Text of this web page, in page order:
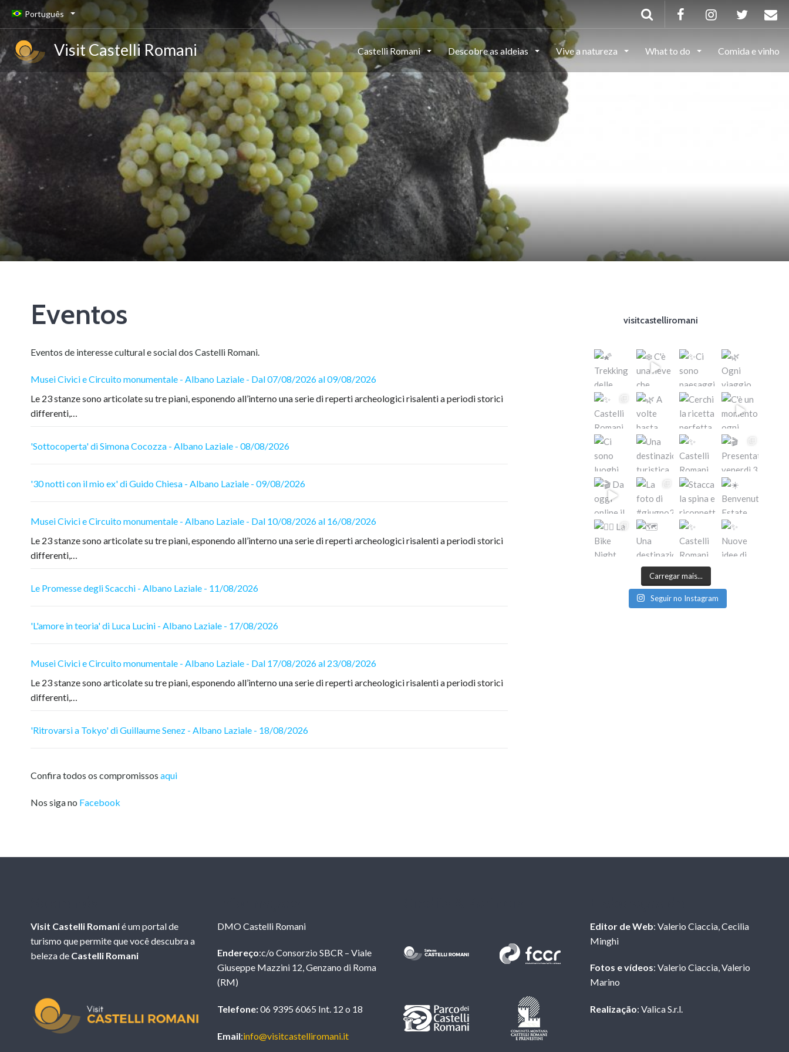
Português
Visit Castelli Romani Castelli Romani Descobre as aldeias Vive a natureza What to do Comida e vinho
Eventos
Eventos de interesse cultural e social dos Castelli Romani.
Musei Civici e Circuito monumentale - Albano Laziale - Dal 07/08/2026 al 09/08/2026
Le 23 stanze sono articolate su tre piani, esponendo all’interno una serie di reperti archeologici risalenti a periodi storici
differenti,…
'Sottocoperta' di Simona Cocozza - Albano Laziale - 08/08/2026
'30 notti con il mio ex' di Guido Chiesa - Albano Laziale - 09/08/2026
Musei Civici e Circuito monumentale - Albano Laziale - Dal 10/08/2026 al 16/08/2026
Le 23 stanze sono articolate su tre piani, esponendo all’interno una serie di reperti archeologici risalenti a periodi storici
differenti,…
Le Promesse degli Scacchi - Albano Laziale - 11/08/2026
'L'amore in teoria' di Luca Lucini - Albano Laziale - 17/08/2026
Musei Civici e Circuito monumentale - Albano Laziale - Dal 17/08/2026 al 23/08/2026
Le 23 stanze sono articolate su tre piani, esponendo all’interno una serie di reperti archeologici risalenti a periodi storici
differenti,…
'Ritrovarsi a Tokyo' di Guillaume Senez - Albano Laziale - 18/08/2026
Confira todos os compromissos aqui
Nos siga no Facebook
visitcastelliromani
Carregar mais...
Seguir no Instagram
Visit Castelli Romanié um portal de
turismo que permite que você descubra a
beleza de Castelli Romani
DMO Castelli Romani
Endereço:c/o Consorzio SBCR – Viale
Giuseppe Mazzini 12, Genzano di Roma
(RM)
Telefone:06 9395 6065 Int. 12 o 18
Email:info@visitcastelliromani.it
Editor de Web: Valerio Ciaccia, Cecilia
Minghi
Fotos e vídeos: Valerio Ciaccia, Valerio
Marino
Realização: Valica S.r.l.